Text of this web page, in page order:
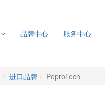
品牌中心 服务中心
进口品牌 PeproTech